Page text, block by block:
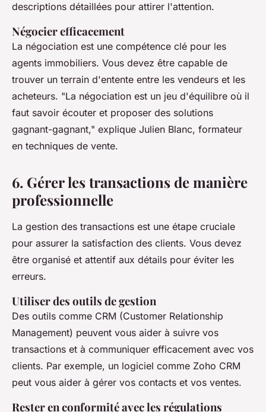
descriptions détaillées pour attirer l'attention.
Négocier efficacement
La négociation est une compétence clé pour les
agents immobiliers. Vous devez être capable de
trouver un terrain d'entente entre les vendeurs et les
acheteurs. "La négociation est un jeu d'équilibre où il
faut savoir écouter et proposer des solutions
gagnant-gagnant," explique Julien Blanc, formateur
en techniques de vente.
6. Gérer les transactions de manière
professionnelle
La gestion des transactions est une étape cruciale
pour assurer la satisfaction des clients. Vous devez
être organisé et attentif aux détails pour éviter les
erreurs.
Utiliser des outils de gestion
Des outils comme CRM (Customer Relationship
Management) peuvent vous aider à suivre vos
transactions et à communiquer efficacement avec vos
clients. Par exemple, un logiciel comme Zoho CRM
peut vous aider à gérer vos contacts et vos ventes.
Rester en conformité avec les régulations